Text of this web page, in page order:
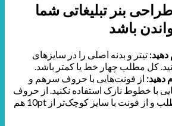
بنر تبلیغاتی شما
باشد
دهید: تیتر و بدنه اصلی را در سایزهای
کل مطلب چهار خط یا کمتر باشد.
دهید: از فونت‌هایی با حروف سرهم و
با خطوط نازک استفاده نکنید. از حروف
بزرگ برای کل مطلب و از فونت با سایز کوچک‌تر از 10pt هم